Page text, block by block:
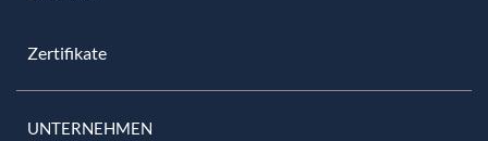
Zertifikate
UNTERNEHMEN